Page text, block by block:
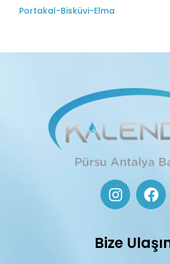
Portakal-Bisküvi-Elma
Bize